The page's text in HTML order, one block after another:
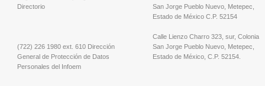
Directorio
(722) 226 1980 ext. 610 Dirección
General de Protección de Datos
Personales del Infoem
San Jorge Pueblo Nuevo, Metepec,
Estado de México C.P. 52154
Calle Lienzo Charro 323, sur, Colonia
San Jorge Pueblo Nuevo, Metepec,
Estado de México, C.P. 52154.